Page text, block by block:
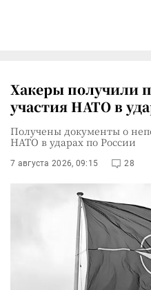
Хакеры получили
участия НАТО в
Получены документы о
НАТО в ударах по России
7 августа 2026, 09:15 28